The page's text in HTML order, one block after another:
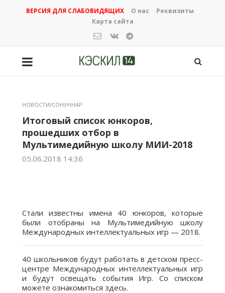
ВЕРСИЯ ДЛЯ СЛАБОВИДЯЩИХ О нас
Реквизиты
Карта сайта
НОВОСТИ/СОНУННАР
Итоговый список юнкоров,
прошедших отбор в
Мультимедийную школу МИИ-2018
05.06.2018 14:36
Стали известны имена 40 юнкоров, которые
были отобраны на Мультимедийную школу
Международных интеллектуальных игр — 2018.
40 школьников будут работать в детском пресс-
центре Международных интеллектуальных игр
и будут освещать события Игр. Со списком
можете ознакомиться здесь.